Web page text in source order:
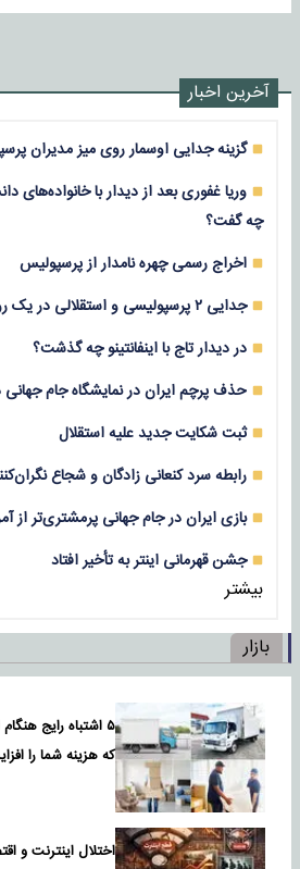
آخرین اخبار
گزینه جدایی اوسمار روی میز مدیران
وریا غفوری بعد از دیدار با خانواده‌های
چه گفت؟
اخراج رسمی چهره نامدار از پرسپولیس
جدایی ۲ پرسپولیسی و استقلالی در یک روز
در دیدار تاج با اینفانتینو چه گذشت؟
حذف پرچم ایران در نمایشگاه جام جهانی
ثبت شکایت جدید علیه استقلال
رابطه سرد کنعانی زادگان و شجاع
بازی‌ ایران در جام جهانی پرمشتری‌تر از
جشن قهرمانی اینتر به تأخیر افتاد
بیشتر
بازار
۵ اشتباه رایج
که هزینه شما را
اختلال اینترنت و